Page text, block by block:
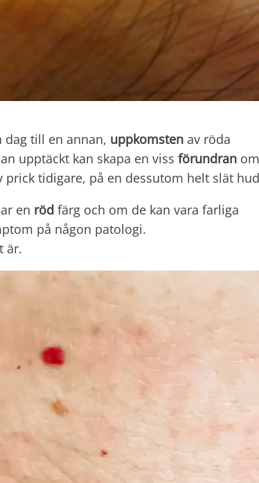
dag till en annan, uppkomsten av röda
upptäckt kan skapa en viss förundran
tidigare, på en dessutom helt slät
en röd färg och om de kan vara farliga
på någon patologi.
är.